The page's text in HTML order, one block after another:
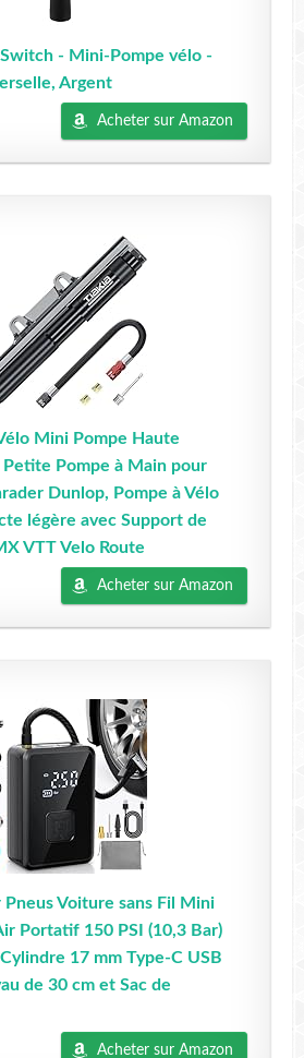
- Mini-Pompe vélo -
Argent
Acheter sur Amazon
Mini Pompe Haute
Petite Pompe à Main pour
Dunlop, Pompe à Vélo
légère avec Support de
VTT Velo Route
Acheter sur Amazon
Voiture sans Fil Mini
Portatif 150 PSI (10,3 Bar)
17 mm Type-C USB
de 30 cm et Sac de
Acheter sur Amazon